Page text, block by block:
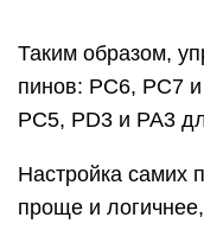
Таким образом,
пинов: PC6, PC7
PC5, PD3 и PA3
Настройка самих
проще и